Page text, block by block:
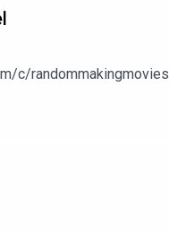
c/randommakingmovies